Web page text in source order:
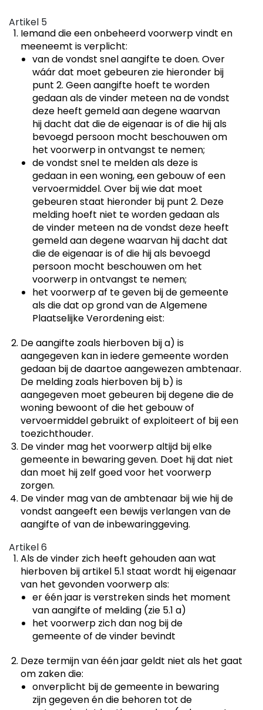
Artikel 5
Iemand die een onbeheerd voorwerp vindt en
meeneemt is verplicht:
van de vondst snel aangifte te doen. Over
wáár dat moet gebeuren zie hieronder bij
punt 2. Geen aangifte hoeft te worden
gedaan als de vinder meteen na de vondst
deze heeft gemeld aan degene waarvan
hij dacht dat die de eigenaar is of die hij als
bevoegd persoon mocht beschouwen om
het voorwerp in ontvangst te nemen;
de vondst snel te melden als deze is
gedaan in een woning, een gebouw of een
vervoermiddel. Over bij wie dat moet
gebeuren staat hieronder bij punt 2. Deze
melding hoeft niet te worden gedaan als
de vinder meteen na de vondst deze heeft
gemeld aan degene waarvan hij dacht dat
die de eigenaar is of die hij als bevoegd
persoon mocht beschouwen om het
voorwerp in ontvangst te nemen;
het voorwerp af te geven bij de gemeente
als die dat op grond van de Algemene
Plaatselijke Verordening eist:
De aangifte zoals hierboven bij a) is
aangegeven kan in iedere gemeente worden
gedaan bij de daartoe aangewezen ambtenaar.
De melding zoals hierboven bij b) is
aangegeven moet gebeuren bij degene die de
woning bewoont of die het gebouw of
vervoermiddel gebruikt of exploiteert of bij een
toezichthouder.
De vinder mag het voorwerp altijd bij elke
gemeente in bewaring geven. Doet hij dat niet
dan moet hij zelf goed voor het voorwerp
zorgen.
De vinder mag van de ambtenaar bij wie hij de
vondst aangeeft een bewijs verlangen van de
aangifte of van de inbewaringgeving.
Artikel 6
Als de vinder zich heeft gehouden aan wat
hierboven bij artikel 5.1 staat wordt hij eigenaar
van het gevonden voorwerp als:
er één jaar is verstreken sinds het moment
van aangifte of melding (zie 5.1 a)
het voorwerp zich dan nog bij de
gemeente of de vinder bevindt
Deze termijn van één jaar geldt niet als het gaat
om zaken die:
onverplicht bij de gemeente in bewaring
zijn gegeven én die behoren tot de